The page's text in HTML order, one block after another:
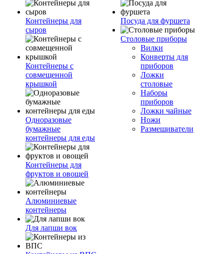
Контейнеры для
сыров
Контейнеры с
совмещенной
крышкой
Одноразовые
бумажные
контейнеры для еды
Контейнеры для
фруктов и овощей
Алюминиевые
контейнеры
Для лапши вок
Посуда для фуршета
Столовые приборы
Вилки
Конверты для
приборов
Ложки
столовые
Наборы
приборов
Ложки чайные
Ножи
Размешиватели